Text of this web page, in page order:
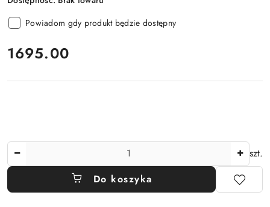
Powiadom gdy produkt będzie dostępny
cena:
1695.00
szt.
Do koszyka